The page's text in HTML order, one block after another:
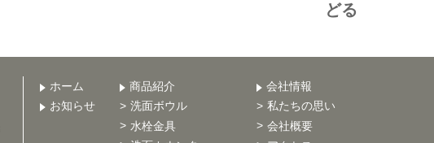
どる
ホーム
お知らせ
商品紹介
洗面ボウル
水栓金具
会社情報
私たちの思い
会社概要